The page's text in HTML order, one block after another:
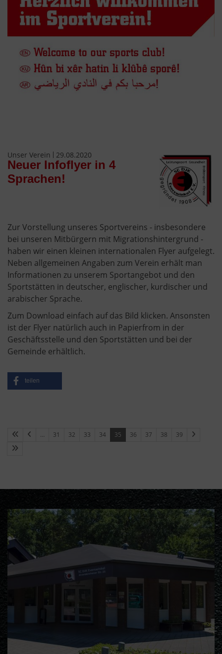
Unser Verein 29.08.2020
Neuer Infoflyer in 4
Sprachen!
Zur Vorstellung unseres Sportvereins - insbesondere
bei unseren Mitbürgern mit Migrationshintergrund -
haben wir einen kleinen internationalen Flyer aufgelegt.
Neben allgemeinen Angaben zum Verein erhält man
Informationen zu unserem Sportangebot und den
Sportstätten in deutscher, englischer, kurdischer und
arabischer Sprache.
Zum Download einfach auf das Bild klicken. Ansonsten
ist der Flyer natürlich auch in Papierfrom in der
Geschäftsstelle und den Sportstätten und bei der
Gemeinde erhältlich.
teilen
… 31 32 33 34 35 36 37 38 39